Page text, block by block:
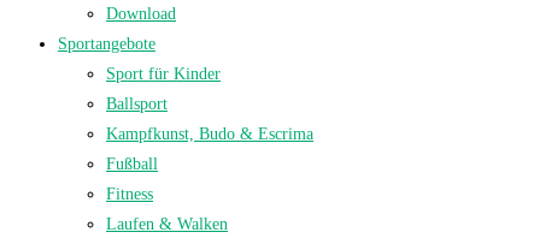
Download
Sportangebote
Sport für Kinder
Ballsport
Kampfkunst, Budo & Escrima
Fußball
Fitness
Laufen & Walken